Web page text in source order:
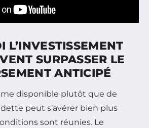
L’INVESTISSEMENT
SURPASSER LE
ANTICIPÉ
disponible plutôt que de
peut s’avérer bien plus
sont réunies. Le